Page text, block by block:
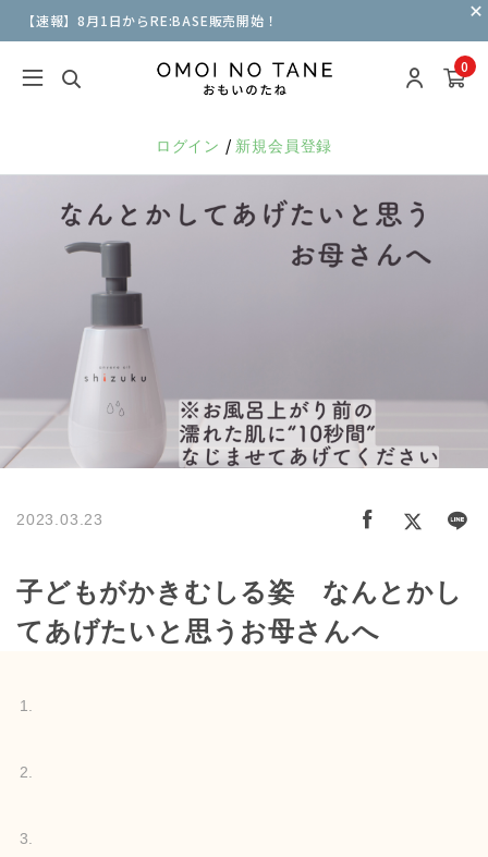
【速報】8月1日からRE:BASE販売開始！
0
ログイン / 新規会員登録
2023.03.23
子どもがかきむしる姿 なんとかし
てあげたいと思うお母さんへ